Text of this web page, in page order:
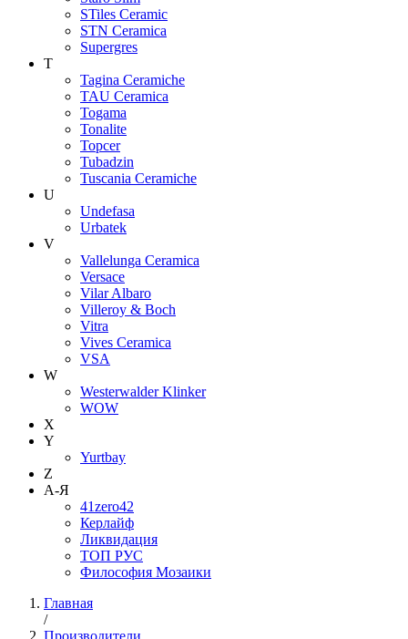
STiles Ceramic
STN Ceramica
Supergres
T
Tagina Ceramiche
TAU Ceramica
Togama
Tonalite
Topcer
Tubadzin
Tuscania Ceramiche
U
Undefasa
Urbatek
V
Vallelunga Ceramica
Versace
Vilar Albaro
Villeroy & Boch
Vitra
Vives Ceramica
VSA
W
Westerwalder Klinker
WOW
X
Y
Yurtbay
Z
А-Я
41zero42
Керлайф
Ликвидация
ТОП РУС
Философия Мозаики
Главная
/
Производители